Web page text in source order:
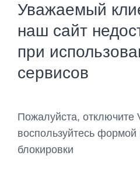
Уважаемый
наш сайт
при
сервисов
Пожалуйста, отключите
воспользуйтесь
блокировки